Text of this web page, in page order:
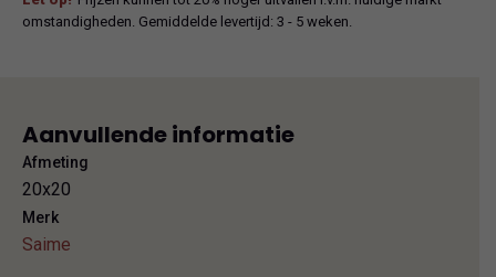
omstandigheden. Gemiddelde levertijd: 3 - 5 weken.
Aanvullende informatie
Afmeting
20x20
Merk
Saime